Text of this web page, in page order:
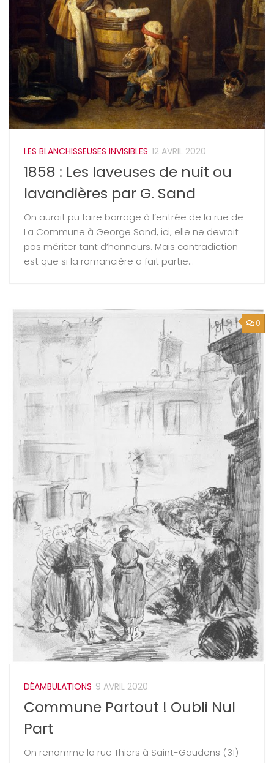
LES BLANCHISSEUSES INVISIBLES 12 AVRIL 2020
1858 : Les laveuses de nuit ou
lavandières par G. Sand
On aurait pu faire barrage à l’entrée de la rue de
La Commune à George Sand, ici, elle ne devrait
pas mériter tant d’honneurs. Mais contradiction
est que si la romancière a fait partie...
0
DÉAMBULATIONS 9 AVRIL 2020
Commune Partout ! Oubli Nul
Part
On renomme la rue Thiers à Saint-Gaudens (31)